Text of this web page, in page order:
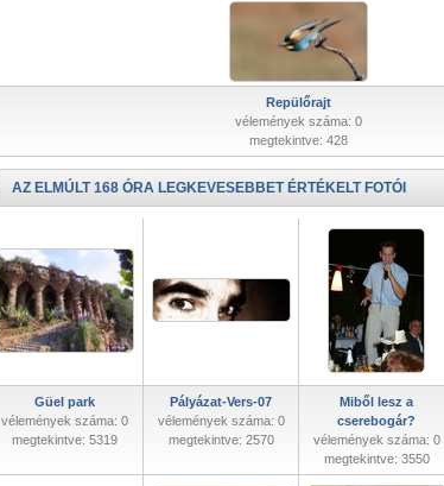
Repülőrajt
vélemények száma: 0
megtekintve: 428
AZ ELMÚLT 168 ÓRA LEGKEVESEBBET ÉRTÉKELT FOTÓI
Güel park
vélemények száma: 0
megtekintve: 5319
Pályázat-Vers-07
vélemények száma: 0
megtekintve: 2570
Miből lesz a
cserebogár?
vélemények száma: 0
megtekintve: 3550